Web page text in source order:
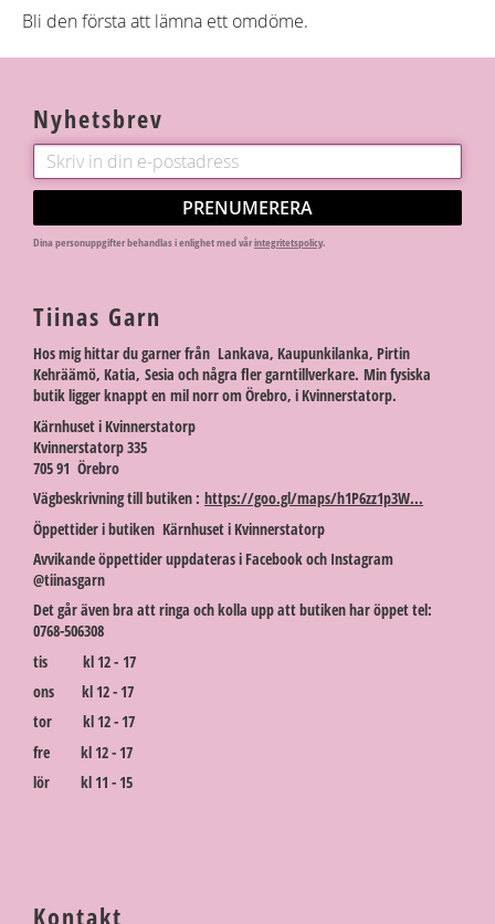
Bli den första att lämna ett omdöme.
Nyhetsbrev
PRENUMERERA
Dina personuppgifter behandlas i enlighet med vårintegritetspolicy.
Tiinas Garn
Hos mig hittar du garner från Lankava, Kaupunkilanka, Pirtin
Kehräämö, Katia, Sesia och några fler garntillverkare. Min fysiska
butik ligger knappt en mil norr om Örebro, i Kvinnerstatorp.
Kärnhuset i Kvinnerstatorp
Kvinnerstatorp 335
705 91 Örebro
Vägbeskrivning till butiken : https://goo.gl/maps/h1P6zz1p3W...
Öppettider i butiken Kärnhuset i Kvinnerstatorp
Avvikande öppettider uppdateras i Facebook och Instagram
@tiinasgarn
Det går även bra att ringa och kolla upp att butiken har öppet tel:
0768-506308
tis kl 12 - 17
ons kl 12 - 17
tor kl 12 - 17
fre kl 12 - 17
lör kl 11 - 15